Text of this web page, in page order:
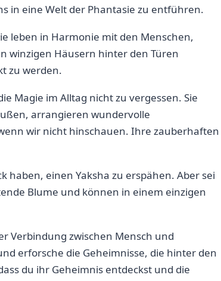
in eine Welt der Phantasie zu‌ entführen.
leben in ⁤Harmonie mit ⁣den Menschen,
winzigen Häusern hinter ‌den Türen
zu werden.
Magie im⁤ Alltag nicht zu vergessen.​ Sie
arrangieren wundervolle
wir nicht hinschauen. Ihre zauberhaften
einen Yaksha zu erspähen. Aber sei
Blume und können ⁢in einem einzigen
Verbindung zwischen Mensch und
erforsche die Geheimnisse, die hinter den
du ihr⁢ Geheimnis ⁢entdeckst und⁢ die